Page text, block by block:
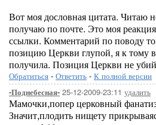
Вот моя дословная цитата. Читаю
получаю по почте. Это моя
ссылки. Комментарий по поводу
позицию Церкви глупой, я к тому
получила. Позиция Церкви не
Обратиться - Ответить - К полной версии
-Поднебесная- 25-12-2009-23:11 удалить
Мамочки,попер церковный
Значит,плодить нищету